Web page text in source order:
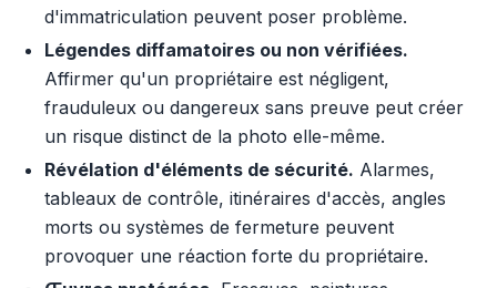
d'immatriculation peuvent poser problème.
Légendes diffamatoires ou non vérifiées.
Affirmer qu'un propriétaire est négligent,
frauduleux ou dangereux sans preuve peut créer
un risque distinct de la photo elle-même.
Révélation d'éléments de sécurité. Alarmes,
tableaux de contrôle, itinéraires d'accès, angles
morts ou systèmes de fermeture peuvent
provoquer une réaction forte du propriétaire.